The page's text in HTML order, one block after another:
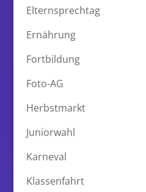
Elternsprechtag
Ernährung
Fortbildung
Foto-AG
Herbstmarkt
Juniorwahl
Karneval
Klassenfahrt